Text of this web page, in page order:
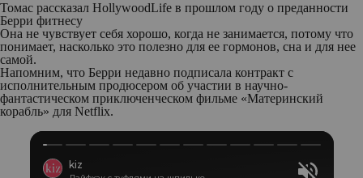
Томас рассказал HollywoodLife в прошлом году о преданности
Берри фитнесу
Она не чувствует себя хорошо, когда не занимается, потому что
понимает, насколько это полезно для ее гормонов, сна и для нее
самой.
Напомним, что Берри недавно подписала контракт с
исполнительным продюсером об участии в научно-
фантастическом приключенческом фильме «Материнский
корабль» для Netflix.